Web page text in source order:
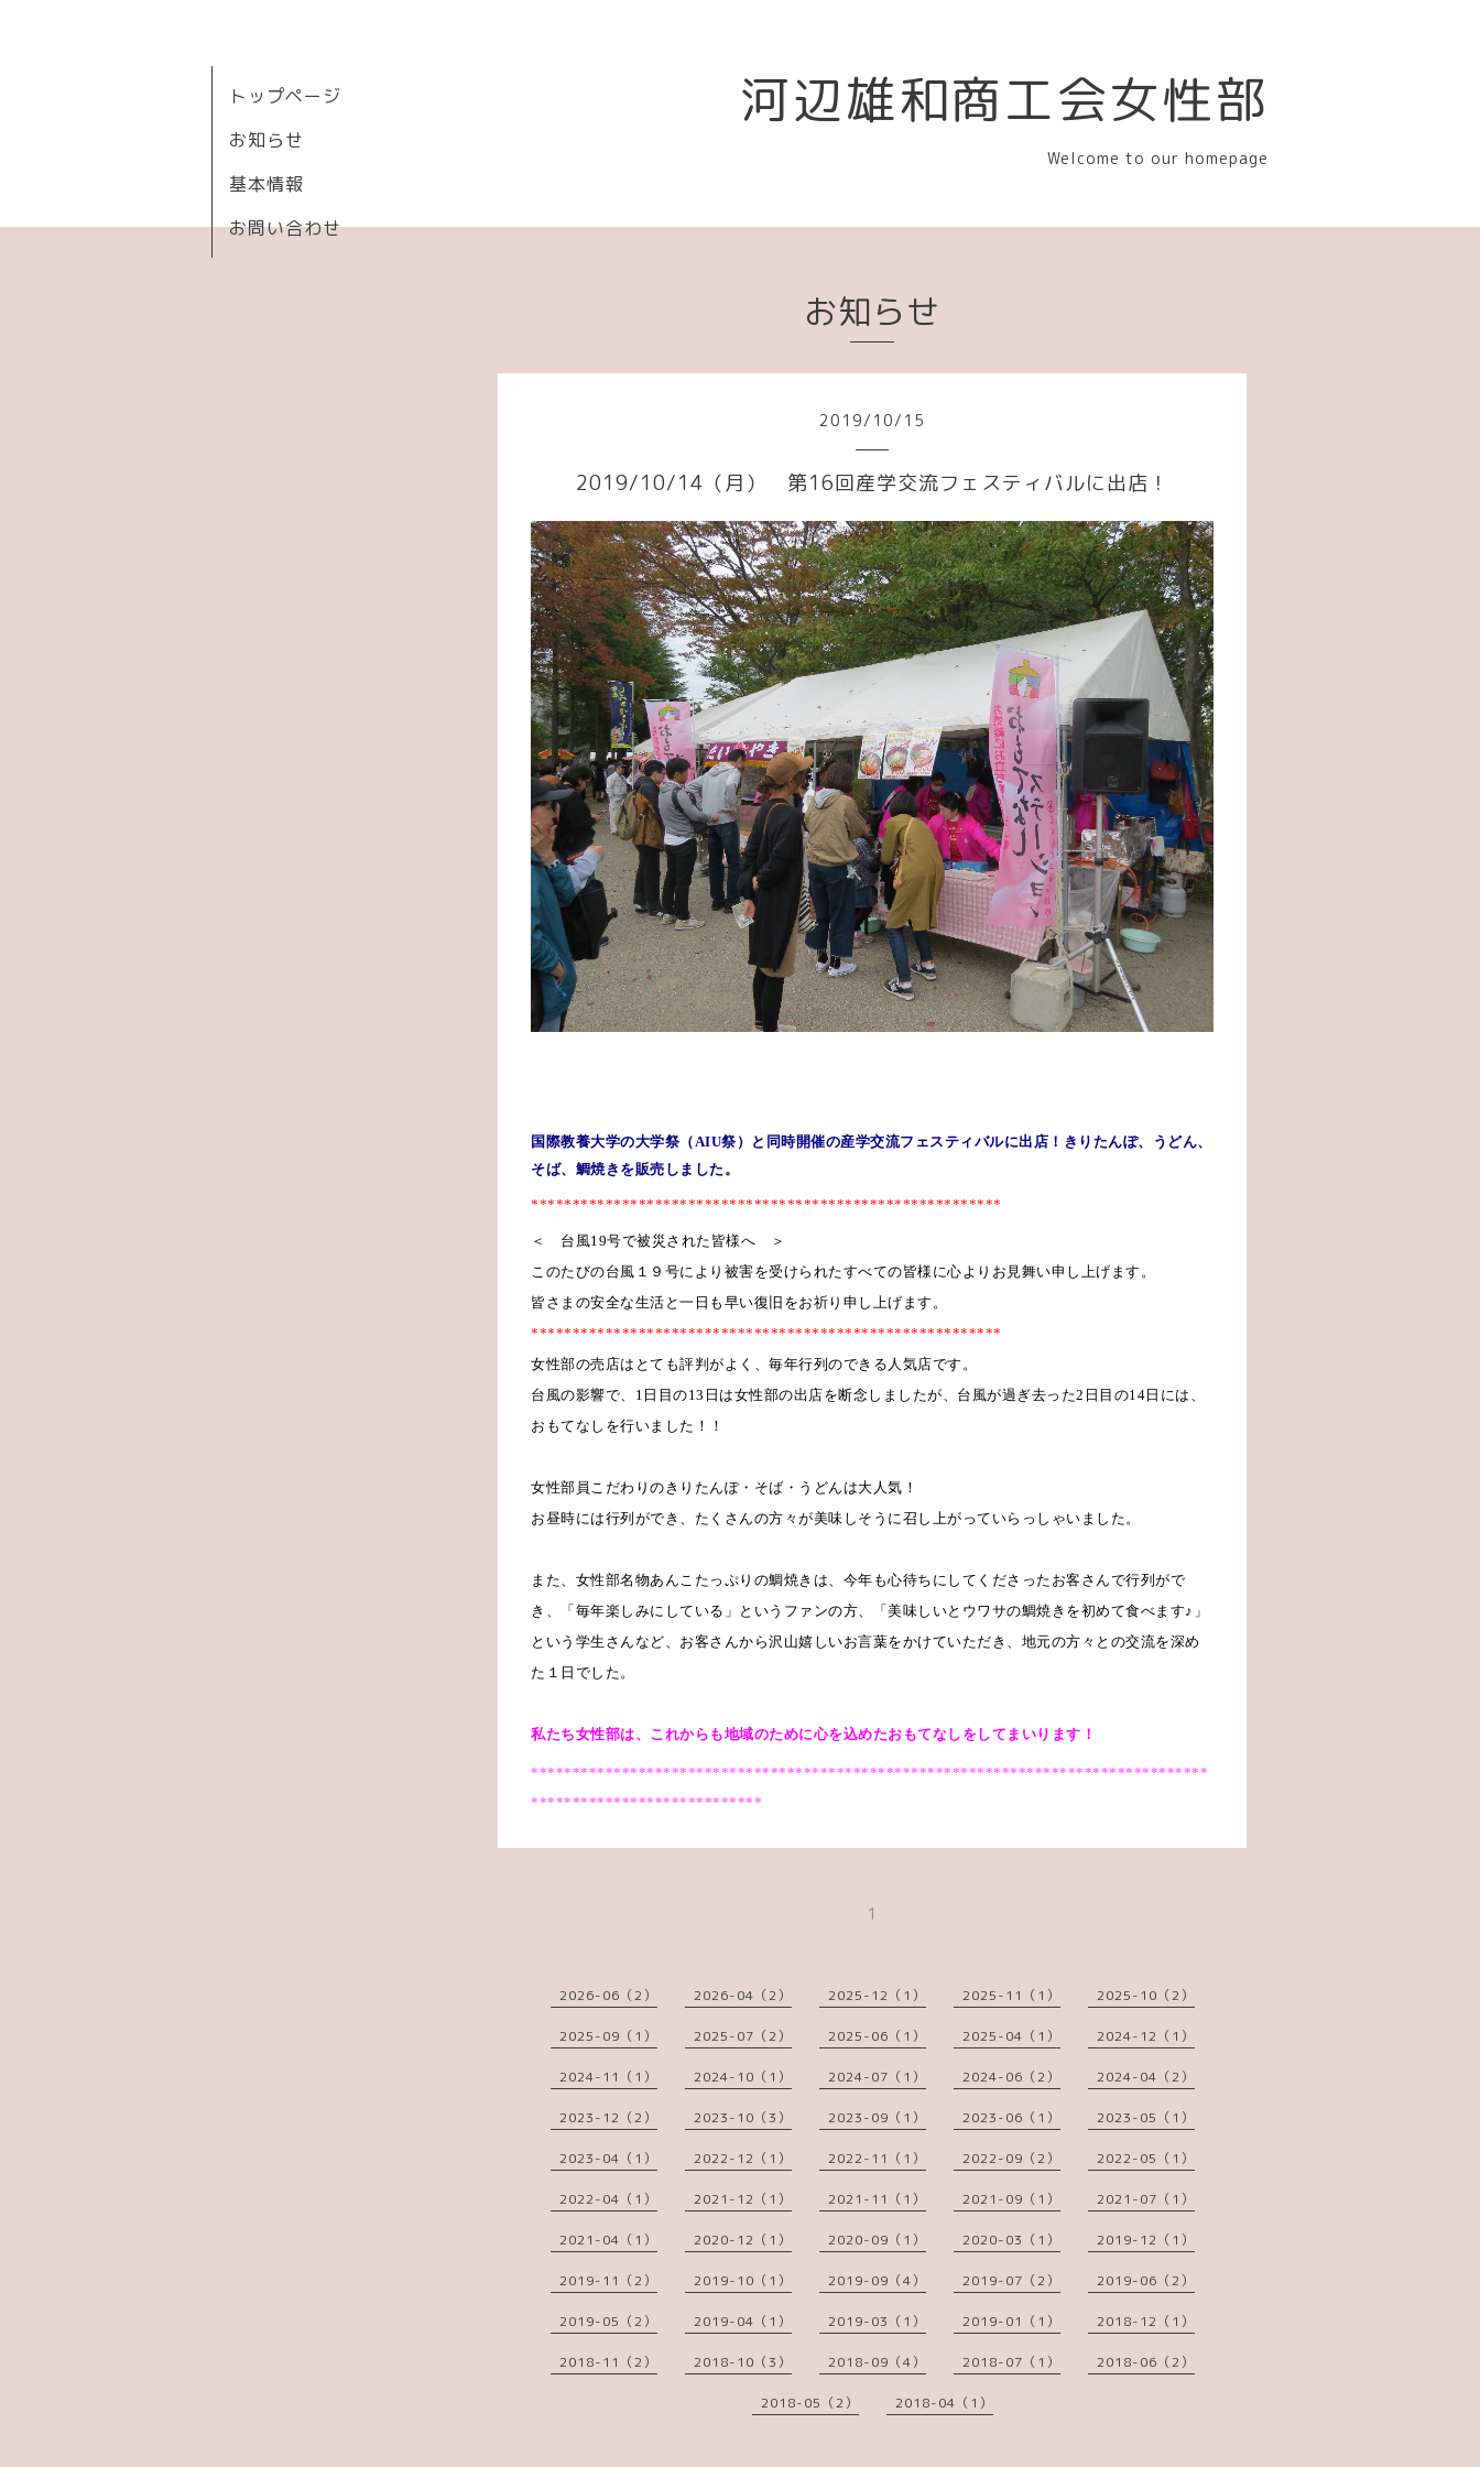
河辺雄和商工会女性部
Welcome to our homepage
トップページ
お知らせ
基本情報
お問い合わせ
お知らせ
2019/ 10/ 15
2019/10/14（月） 第16回産学交流フェスティバルに出店！
国際教養大学の大学祭（AIU祭）と同時開催の産学交流フェスティバルに出店！きりたんぽ、うどん、
そば、鯛焼きを販売しました。
*********************************************************
＜ 台風19号で被災された皆様へ ＞
このたびの台風１９号により被害を受けられたすべての皆様に心よりお見舞い申し上げます。
皆さまの安全な生活と一日も早い復旧をお祈り申し上げます。
*********************************************************
女性部の売店はとても評判がよく、毎年行列のできる人気店です。
台風の影響で、 1 日目の13 日は女性部の出店を断念しましたが、台風が過ぎ去った2 日目の14 日には、
おもてなしを行いました！！
女性部員こだわりのきりたんぽ・そば・うどんは大人気！
お昼時には行列ができ、たくさんの方々が美味しそうに召し上がっていらっしゃいました。
また、女性部名物あんこたっぷりの鯛焼きは、今年も心待ちにしてくださったお客さんで行列がで
き、「毎年楽しみにしている」というファンの方、「美味しいとウワサの鯛焼きを初めて食べます♪ 」
という学生さんなど、お客さんから沢山嬉しいお言葉をかけていただき、地元の方々との交流を深め
た１日でした。
私たち女性部は、これからも地域のために心を込めたおもてなしをしてまいります！
**********************************************************************************
****************************
1
2026-06（2） 2026-04（2） 2025-12（1） 2025-11（1） 2025-10（2）
2025-09（1） 2025-07（2） 2025-06（1） 2025-04（1） 2024-12（1）
2024-11（1） 2024-10（1） 2024-07（1） 2024-06（2） 2024-04（2）
2023-12（2） 2023-10（3） 2023-09（1） 2023-06（1） 2023-05（1）
2023-04（1） 2022-12（1） 2022-11（1） 2022-09（2） 2022-05（1）
2022-04（1） 2021-12（1） 2021-11（1） 2021-09（1） 2021-07（1）
2021-04（1） 2020-12（1） 2020-09（1） 2020-03（1） 2019-12（1）
2019-11（2） 2019-10（1） 2019-09（4） 2019-07（2） 2019-06（2）
2019-05（2） 2019-04（1） 2019-03（1） 2019-01（1） 2018-12（1）
2018-11（2） 2018-10（3） 2018-09（4） 2018-07（1） 2018-06（2）
2018-05（2） 2018-04（1）